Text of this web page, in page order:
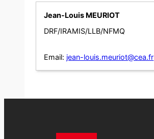
Jean-Louis MEURIOT
DRF/IRAMIS/LLB/NFMQ
Email: jean-louis.meuriot@cea.fr